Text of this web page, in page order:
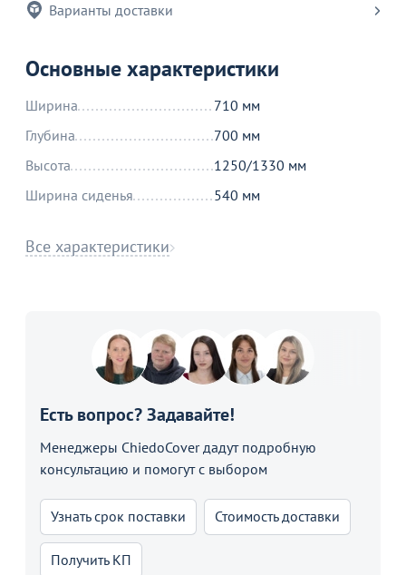
Варианты доставки
Основные характеристики
Ширина
710 мм
Глубина
700 мм
Высота
1250/1330 мм
Ширина сиденья
540 мм
Все характеристики
Есть вопрос? Задавайте!
Менеджеры ChiedoCover дадут подробную
консультацию и помогут с выбором
Узнать срок поставки Стоимость доставки
Получить КП